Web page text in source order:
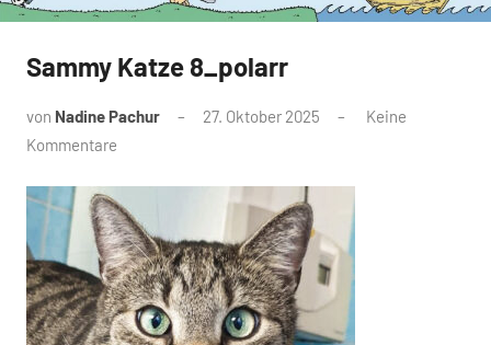
Sammy Katze 8_polarr
von Nadine Pachur 27. Oktober 2025
Keine
Kommentare